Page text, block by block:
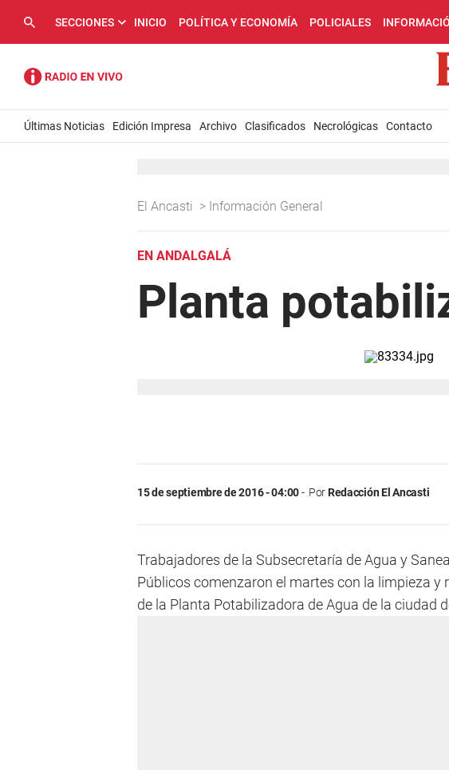
SECCIONES INICIO POLÍTICA Y ECONOMÍA POLICIALES
Últimas Noticias Edición Impresa Archivo Clasificados Necrológicas Contacto
El Ancasti > Información General
EN ANDALGALÁ
Planta
15 de septiembre de 2016 - 04:00 PorRedacción El Ancasti
Trabajadores de la Subsecretaría de Agua y
Públicos comenzaron el martes con la limpieza
de la Planta Potabilizadora de Agua de la ciudad